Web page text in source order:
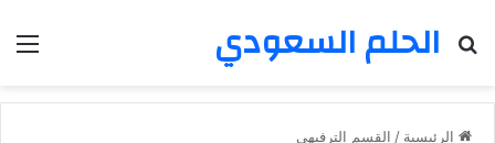
الحلم السعودي
بحث عن
الرئيسية / القسم الترفيهي